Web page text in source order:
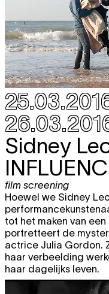
Sidney
film screening
Hoewel we Sidney
tot het maken van
portretteert de
actrice Julia Gordon.
haar verbeelding
haar dagelijks leven.